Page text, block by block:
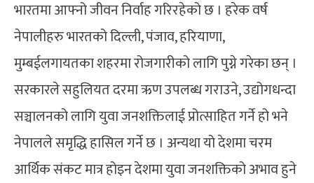
भारतमा आफ्नो जीवन निर्वाह गरिरहेको छ । हरेक वर्ष
नेपालीहरु भारतको दिल्ली, पंजाव, हरियाणा,
मुम्बईलगायतका शहरमा रोजगारीको लागि पुग्ने गरेका छन् ।
सरकारले सहुलियत दरमा ऋण उपलब्ध गराउने, उद्योगधन्दा
सञ्चालनको लागि युवा जनशक्तिलाई प्रोत्साहित गर्ने हो भने
नेपालले समृद्धि हासिल गर्ने छ । अन्यथा यो देशमा चरम
आर्थिक संकट मात्र होइन देशमा युवा जनशक्तिको अभाव हुने